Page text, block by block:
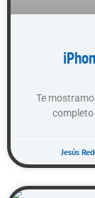
Te
completo
Jesús